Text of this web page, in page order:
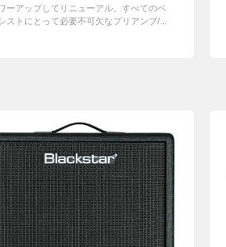
ーアップしてリニューアル。すべてのベ
ストにとって必要不可欠なプリアンプ/...